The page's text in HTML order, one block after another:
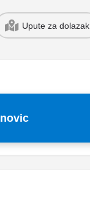
Upute za dolazak